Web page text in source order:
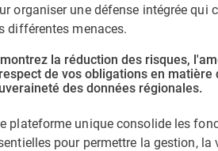
organiser une défense intégrée qui
différentes menaces.
la réduction des risques,
de vos obligations en
des données régionales.
plateforme unique consolide les
pour permettre la gestion,